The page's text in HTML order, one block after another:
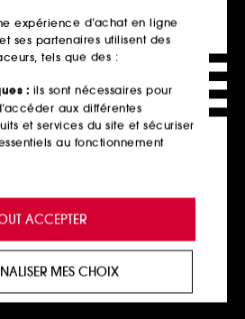
Ajouter au panier
NINA RICCI
Nina Eau de Toilette
expérience d’achat en ligne
ses partenaires utilisent des
tels que des :
: ils sont nécessaires pour
aux différentes
et services du site et sécuriser
au fonctionnement
et ne peuvent être désactivés.
expérience enrichie et
vous recommandant des
et des contenus qui
promotionnelles adaptées à
ACCEPTER
MES CHOIX